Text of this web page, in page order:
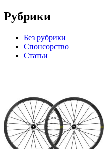
Рубрики
Без рубрики
Спонсорство
Статьи